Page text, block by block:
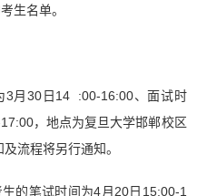
生名单。
3月30日14 :00-16:00、面试时
，地点为复旦大学邯郸校区
流程将另行通知。
的笔试时间为4月20日15:00-1